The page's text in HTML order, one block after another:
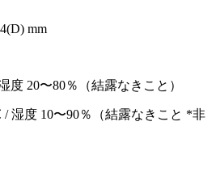
mm
20〜80％（結露なきこと）
湿度 10〜90％（結露なきこと *非